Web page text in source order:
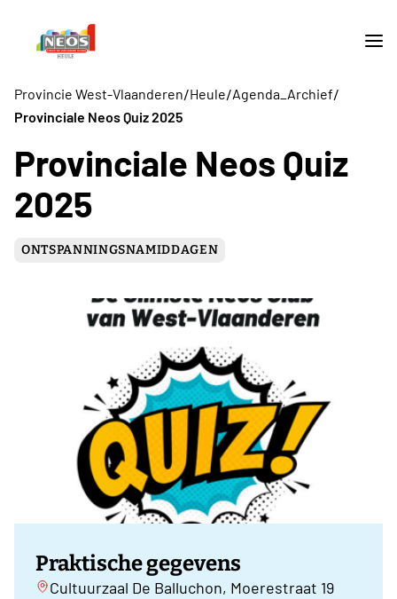
Provincie West-Vlaanderen/Heule/Agenda_Archief/
Provinciale Neos Quiz 2025
Provinciale Neos Quiz
2025
ONTSPANNINGSNAMIDDAGEN
Praktische gegevens
Cultuurzaal De Balluchon, Moerestraat 19